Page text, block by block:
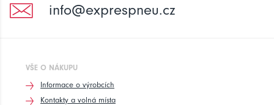
info@exprespneu.cz
VŠE O NÁKUPU
Informace o výrobcích
Kontakty a volná místa